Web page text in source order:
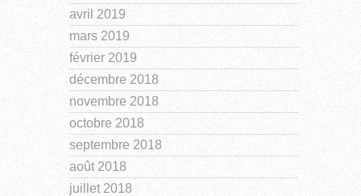
avril 2019
mars 2019
février 2019
décembre 2018
novembre 2018
octobre 2018
septembre 2018
août 2018
juillet 2018